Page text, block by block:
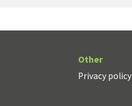
Other
Privacy policy